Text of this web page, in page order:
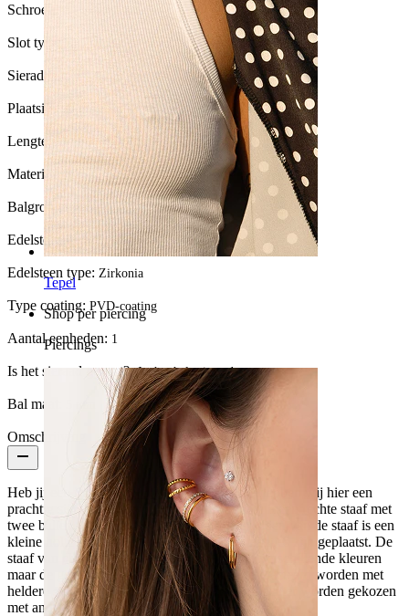
Tepel
Shop per piercing
Piercings
Schroefdraad dikte:1,6 mm
Slot type: Externe schroefdraad
Sieraden type: Recht staafje
Plaatsing: Industrial
Lengte: 38 mm
Materiaal: Chirurgisch staal
Balgrootte: 5 mm.
Edelsteen kleur: Transparant
Edelsteen type: Zirkonia
Type coating: PVD-coating
Aantal eenheden: 1
Is het sieraad gecoat?:Ja, het hele sieraad
Bal maat:
Omschrijving
Heb jij een industrial piercingin je oor, dan hebben wij hier een
prachtig sieraad voor je. Het sieraad bestaat ​​uit een rechte staaf met
twee ballen - één aan elk uiteinde. In het midden van de staaf is een
kleine holte uitgehouwen, waar 8 kleine steentjes zijn geplaatst. De
staaf van chirurgisch staal is verkrijgbaar in verschillende kleuren
maar de gekleurde staven kunnen alleen geselecteerd worden met
heldere stenen. De zilverkleurige versie kan echter worden gekozen
met andere steenkleuren.